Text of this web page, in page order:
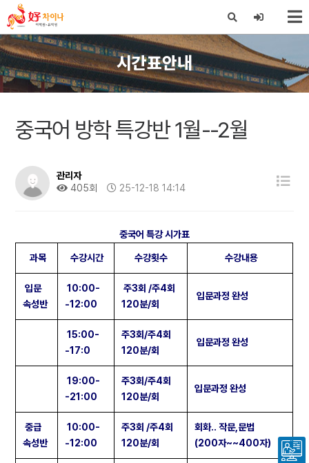
X
시간표안내
중국어 방학 특강반 1월--2월
관리자
405회
25-12-18 14:14
중국어 특강 시가표
과목 수강시간 수강횟수 수강내용
입문
속성반
10:00-
-12:00
주3회 /주4회
120분/회
입문과정 완성
15:00-
-17:0
주3회/주4회
120분/회
입문과정 완성
19:00-
-21:00
주3회/주4회
120분/회
입문과정 완성
중급
속성반
10:00-
-12:00
주3회 /주4회
120분/회
회화.. 작문,문법
(200자~~400자)